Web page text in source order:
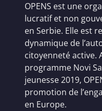
OPENS est une
lucratif et non
en Serbie. Elle est
dynamique de
citoyenneté active.
programme Novi
jeunesse 2019,
promotion de
en Europe.